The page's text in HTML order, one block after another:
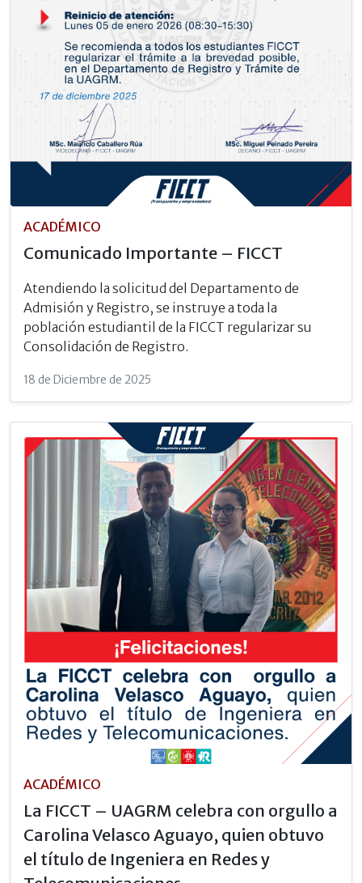
ACADÉMICO
Comunicado Importante – FICCT
Atendiendo la solicitud del Departamento de
Admisión y Registro, se instruye a toda la
población estudiantil de la FICCT regularizar su
Consolidación de Registro.
18 de Diciembre de 2025
ACADÉMICO
La FICCT – UAGRM celebra con orgullo a
Carolina Velasco Aguayo, quien obtuvo
el título de Ingeniera en Redes y